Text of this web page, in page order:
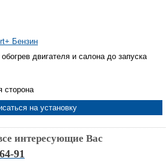
Бензин
двигателя и салона до запуска
сторона
на установку
интересующие Вас
91